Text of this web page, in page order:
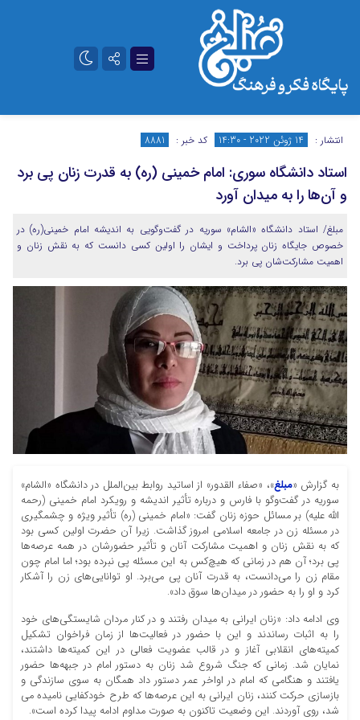
تلگرام آپارات
انتشار : 14 ژوئن 2022 - 14:30 کد خبر : 8881
استاد دانشگاه سوری: امام خمینی (ره) به قدرت زنان پی برد
و آن‌ها را به میدان آورد
مبلغ/ استاد دانشگاه «الشام» سوریه در گفت‌وگویی به اندیشه امام خمینی(ره) در
خصوص جایگاه زنان پرداخت و ایشان را اولین کسی دانست که به نقش زنان و
اهمیت مشارکت‌شان پی برد.
به گزارش «مبلغ»، «صفاء القدور» از اساتید روابط بین‌الملل در دانشگاه «الشام»
سوریه در گفت‌وگو با فارس و درباره تأثیر اندیشه و رویکرد امام خمینی (رحمه
الله علیه) بر مسائل حوزه زنان گفت: «امام خمینی (ره) تأثیر ویژه و چشمگیری
در مسئله زن در جامعه اسلامی امروز گذاشت. زیرا آن حضرت اولین کسی بود
که به نقش زنان و اهمیت مشارکت آنان و تأثیر حضورشان در همه عرصه‌ها
پی برد؛ آن هم در زمانی که هیچ‌کس به این مسئله پی نبرده بود؛ اما امام چون
مقام زن را می‌دانست، به قدرت آنان پی می‌برد. او توانایی‌های زن را آشکار
کرد و او را به حضور در میدان‌ها سوق داد».
وی ادامه داد: «زنان ایرانی به میدان رفتند و در کنار مردان شایستگی‌های خود
را به اثبات رساندند و این با حضور در فعالیت‌ها از زمان فراخوان تشکیل
کمیته‌های انقلابی آغاز و در قالب عضویت فعالی در این کمیته‌ها داشتند،
نمایان شد. زمانی که جنگ شروع شد زنان به دستور امام در جبهه‌ها حضور
یافتند و هنگامی که امام در اواخر عمر دستور داد همگان به سوی سازندگی و
بازسازی حرکت کنند، زنان ایرانی به این عرصه‌ها که طرح خودکفایی نامیده می
شد، روی آوردند. این وضعیت تاکنون به صورت مداوم ادامه پیدا کرده است».